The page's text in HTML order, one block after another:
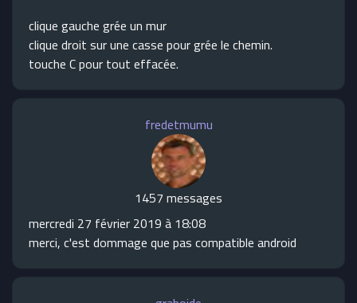
clique gauche grée un mur
clique droit sur une casse pour grée le chemin.
touche C pour tout effacée.
fredetmumu
1457 messages
mercredi 27 février 2019 à 18:08
merci, c'est dommage que pas compatible android